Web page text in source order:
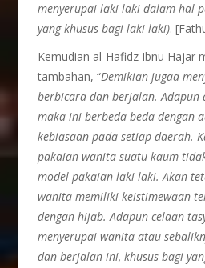
menyerupai laki-laki dalam hal
yang khusus bagi laki-laki).
Kemudian al-Hafidz Ibnu Hajar
tambahan, “Demikian jugaa
berbicara dan berjalan. Adapun
maka ini berbeda-beda dengan
kebiasaan pada setiap daerah.
pakaian wanita suatu kaum
model pakaian laki-laki. Akan
wanita memiliki keistimewaan
dengan hijab. Adapun celaan
menyerupai wanita atau
dan berjalan ini, khusus bagi